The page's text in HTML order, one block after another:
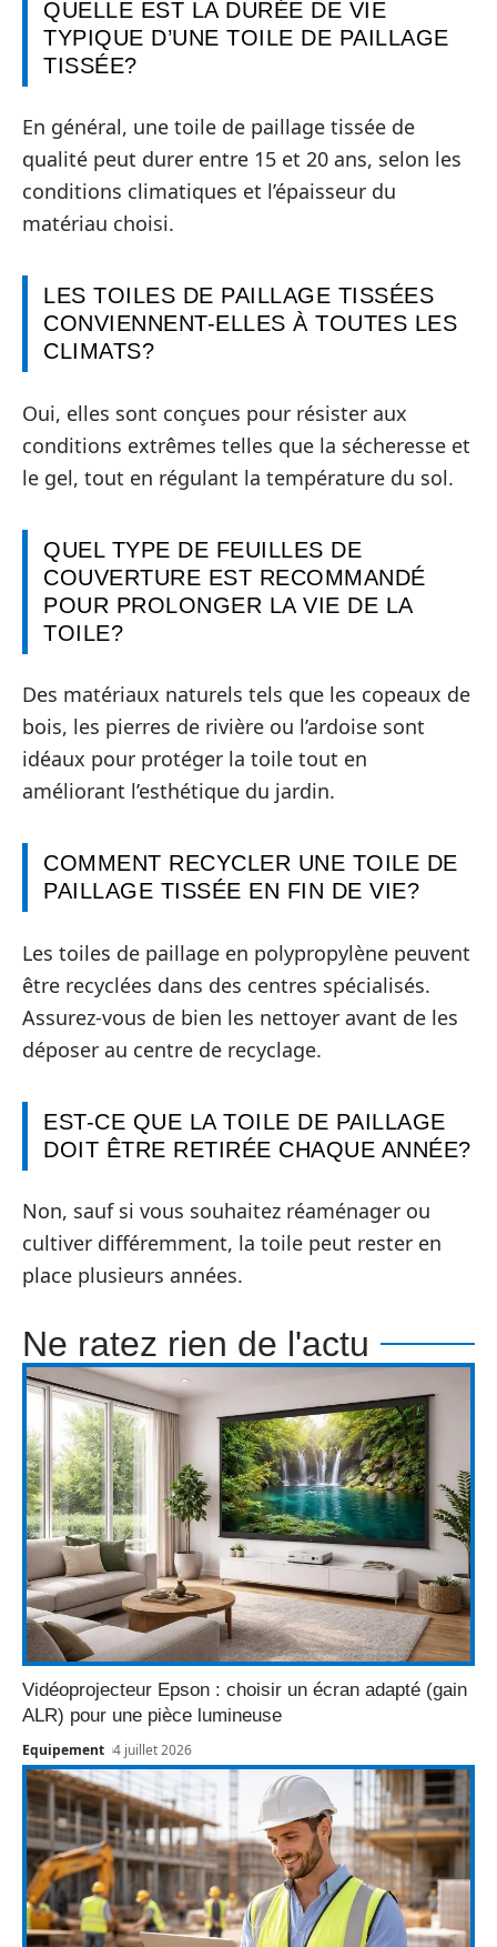
QUELLE EST LA DURÉE DE VIE
TYPIQUE D’UNE TOILE DE PAILLAGE
TISSÉE?
En général, une toile de paillage tissée de
qualité peut durer entre 15 et 20 ans, selon les
conditions climatiques et l’épaisseur du
matériau choisi.
LES TOILES DE PAILLAGE TISSÉES
CONVIENNENT-ELLES À TOUTES LES
CLIMATS?
Oui, elles sont conçues pour résister aux
conditions extrêmes telles que la sécheresse et
le gel, tout en régulant la température du sol.
QUEL TYPE DE FEUILLES DE
COUVERTURE EST RECOMMANDÉ
POUR PROLONGER LA VIE DE LA
TOILE?
Des matériaux naturels tels que les copeaux de
bois, les pierres de rivière ou l’ardoise sont
idéaux pour protéger la toile tout en
améliorant l’esthétique du jardin.
COMMENT RECYCLER UNE TOILE DE
PAILLAGE TISSÉE EN FIN DE VIE?
Les toiles de paillage en polypropylène peuvent
être recyclées dans des centres spécialisés.
Assurez-vous de bien les nettoyer avant de les
déposer au centre de recyclage.
EST-CE QUE LA TOILE DE PAILLAGE
DOIT ÊTRE RETIRÉE CHAQUE ANNÉE?
Non, sauf si vous souhaitez réaménager ou
cultiver différemment, la toile peut rester en
place plusieurs années.
Ne ratez rien de l'actu
Vidéoprojecteur Epson : choisir un écran adapté (gain
ALR) pour une pièce lumineuse
Equipement 4 juillet 2026